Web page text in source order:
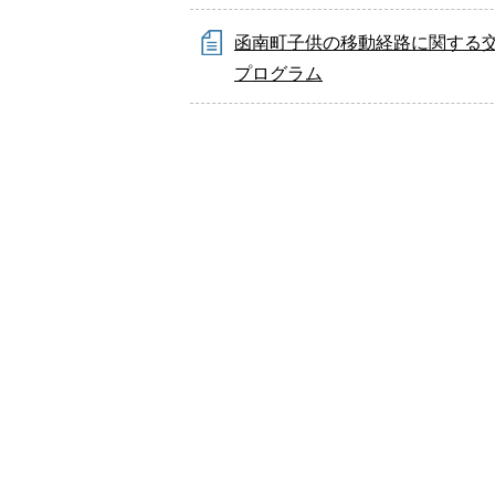
函南町子供の移動経路に関する
プログラム